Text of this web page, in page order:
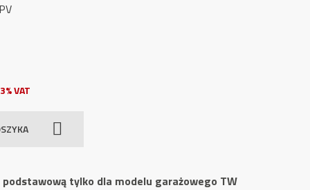
VAT
tylko dla modelu garażowego TW